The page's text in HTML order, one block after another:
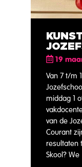
19
Van 7 t/m
middag 1
van de
Courant
resultaten
Skool? We